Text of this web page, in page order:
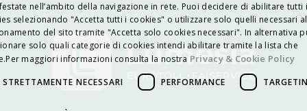
FRENCH
HUNGARIAN
DEUTSCH
POLSKI
nell’ambito della navigazione in rete. Puoi decidere di abilitare tutti i
selezionando "Accetta tutti i cookies" o utilizzare solo quelli necessari al
del sito tramite "Accetta solo cookies necessari". In alternativa
solo quali categorie di cookies intendi abilitare tramite la lista che
maggiori informazioni consulta la nostra Privacy & Cookie Policy
STRETTAMENTE NECESSARI PERFORMANCE